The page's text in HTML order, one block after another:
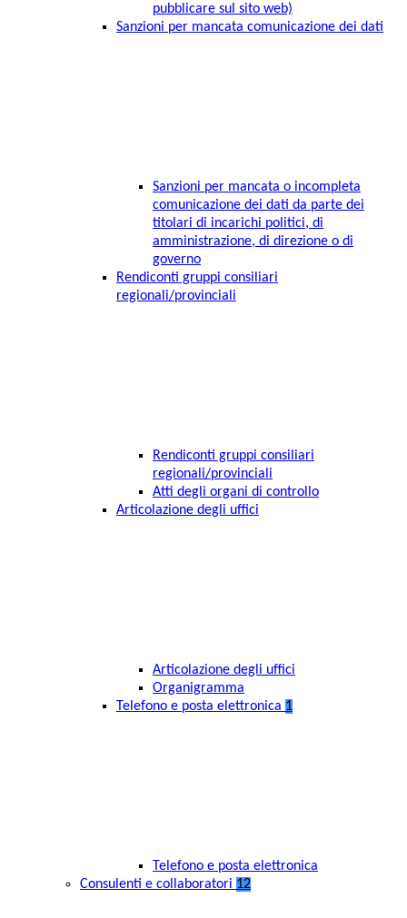
pubblicare sul sito web)
Sanzioni per mancata comunicazione dei dati
Sanzioni per mancata o incompleta
comunicazione dei dati da parte dei
titolari di incarichi politici, di
amministrazione, di direzione o di
governo
Rendiconti gruppi consiliari
regionali/provinciali
Rendiconti gruppi consiliari
regionali/provinciali
Atti degli organi di controllo
Articolazione degli uffici
Articolazione degli uffici
Organigramma
Telefono e posta elettronica 1
Telefono e posta elettronica
Consulenti e collaboratori 12